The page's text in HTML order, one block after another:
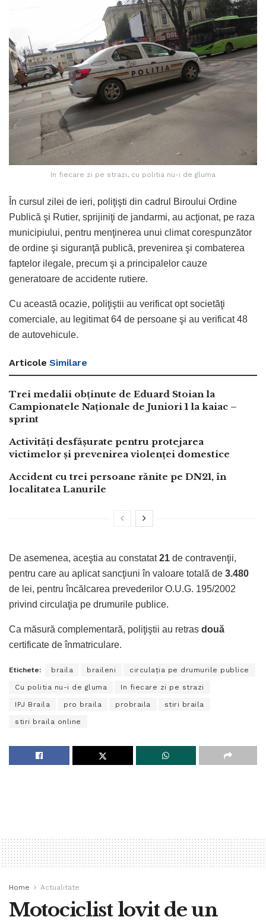
In fiecare zi pe strazi, cu politia nu-i de gluma
În cursul zilei de ieri, poliţişti din cadrul Biroului Ordine
Publică şi Rutier, sprijiniţi de jandarmi, au acţionat, pe raza
municipiului, pentru menţinerea unui climat corespunzător
de ordine şi siguranţă publică, prevenirea şi combaterea
faptelor ilegale, precum şi a principalelor cauze
generatoare de accidente rutiere.
Cu această ocazie, poliţiştii au verificat opt societăţi
comerciale, au legitimat 64 de persoane şi au verificat 48
de autovehicule.
Articole Similare
Trei medalii obținute de Eduard Stoian la
Campionatele Naționale de Juniori 1 la kaiac –
sprint
Activități desfășurate pentru protejarea
victimelor și prevenirea violenței domestice
Accident cu trei persoane rănite pe DN21, în
localitatea Lanurile
De asemenea, aceştia au constatat21 de contravenţii,
pentru care au aplicat sancţiuni în valoare totală de 3.480
de lei, pentru încălcarea prevederilor O.U.G. 195/2002
privind circulaţia pe drumurile publice.
Ca măsură complementară, poliţiştii au retras două
certificate de înmatriculare.
Etichete: braila braileni circulaţia pe drumurile publice
Cu politia nu-i de gluma In fiecare zi pe strazi
IPJ Braila pro braila probraila stiri braila
stiri braila online
Home Actualitate
Motociclist lovit de un